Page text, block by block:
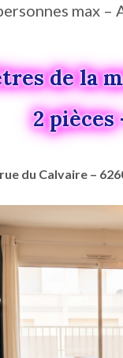
max –
de la
2 pièces
du Calvaire –